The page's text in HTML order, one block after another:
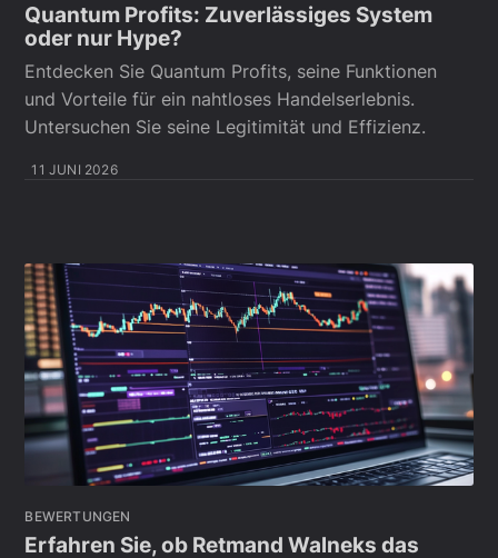
Quantum Profits: Zuverlässiges System
oder nur Hype?
Entdecken Sie Quantum Profits, seine Funktionen
und Vorteile für ein nahtloses Handelserlebnis.
Untersuchen Sie seine Legitimität und Effizienz.
11 JUNI 2026
BEWERTUNGEN
Erfahren Sie, ob Retmand Walneks das